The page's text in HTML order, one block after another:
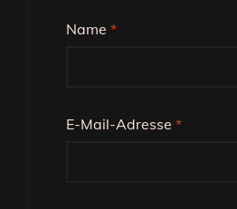
Name *
E-Mail-Adresse *